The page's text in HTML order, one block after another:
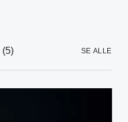
(5) SE ALLE